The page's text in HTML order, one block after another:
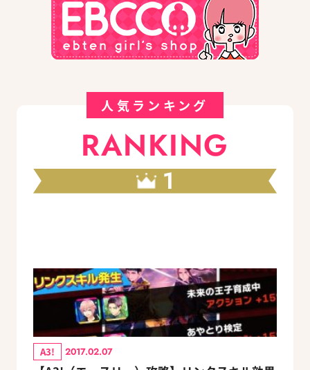
人気ランキング
RANKING
1
A3! 2017.02.07